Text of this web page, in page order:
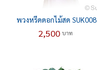
พวงหรีดดอกไม้สด SUK008
2,500บาท